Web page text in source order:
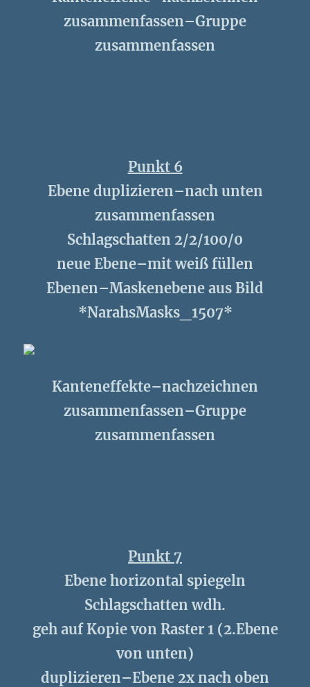
zusammenfassen–Gruppe
zusammenfassen
Punkt 6
Ebene duplizieren–nach unten
zusammenfassen
Schlagschatten 2/2/100/0
neue Ebene–mit weiß füllen
Ebenen–Maskenebene aus Bild
*NarahsMasks_1507*
Kanteneffekte–nachzeichnen
zusammenfassen–Gruppe
zusammenfassen
Punkt 7
Ebene horizontal spiegeln
Schlagschatten wdh.
geh auf Kopie von Raster 1 (2.Ebene
von unten)
duplizieren–Ebene 2x nach oben